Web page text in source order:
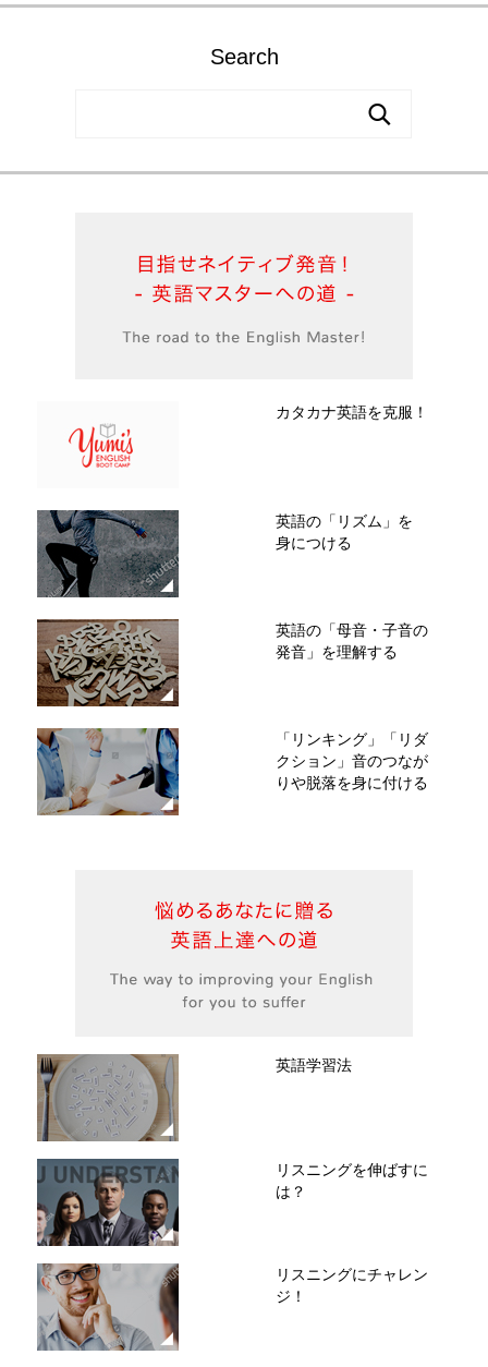
Search
カタカナ英語を克服！
英語の「リズム」を
身につける
英語の「母音・子音の
発音」を理解する
「リンキング」「リダ
クション」音のつなが
りや脱落を身に付ける
英語学習法
リスニングを伸ばすに
は？
リスニングにチャレン
ジ！